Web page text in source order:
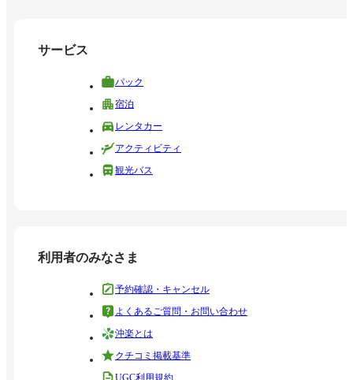
サービス
パック
宿泊
レンタカー
アクティビティ
観光バス
利用者のみなさま
予約確認・キャンセル
よくあるご質問・お問い合わせ
沖楽とは
クチコミ掲載基準
UGC利用規約